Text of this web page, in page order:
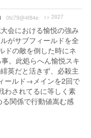
0fc79@4f84e >> 2827
会における愉悦の強み
がサブフィールドを全
ドの敵を倒した時にネ
。此処らへん愉悦スキ
英だと活きず、必殺主
ールド→メインを2回で
わされてるに等しく素
関係で行動値嵩む感